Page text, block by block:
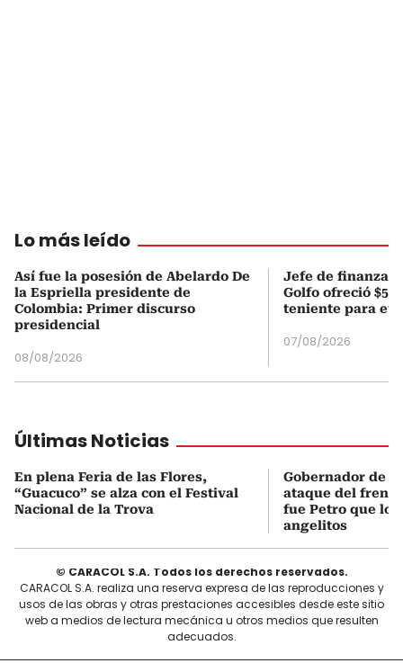
Lo más leído
Así fue la posesión de Abelardo De
la Espriella presidente de
Colombia: Primer discurso
presidencial
08/08/2026
Jefe de finanzas
Golfo ofreció
teniente para
07/08/2026
Últimas Noticias
En plena Feria de las Flores,
“Guacuco” se alza con el Festival
Nacional de la Trova
Gobernador de
ataque del frente
fue Petro que
angelitos
© CARACOL S.A. Todos los derechos reservados.
CARACOL S.A. realiza una reserva expresa de las reproducciones y
usos de las obras y otras prestaciones accesibles desde este sitio
web a medios de lectura mecánica u otros medios que resulten
adecuados.